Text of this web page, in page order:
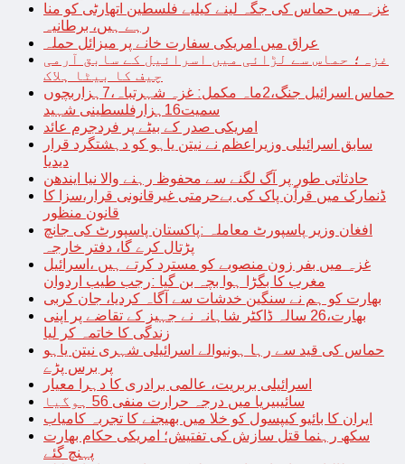
غزہ میں حماس کی جگہ لینے کیلیے فلسطین اتھارٹی کو منا
رہے ہیں، برطانیہ
عراق میں امریکی سفارت خانے پر میزائل حملہ
غزہ؛ حماس سے لڑائی میں اسرائیل کے سابق آرمی
چیف کا بیٹا ہلاک
حماس اسرائیل جنگ،2ماہ مکمل: غزہ شہرتباہ،7ہزاربچوں
سمیت16ہزارفلسطینی شہید
امریکی صدر کے بیٹے پر فردجرم عائد
سابق اسرائیلی وزیراعظم نے نیتن یاہو کو دہشتگرد قرار
دیدیا
حادثاتی طور پر آگ لگنے سے محفوظ رہنے والا نیا ایندھن
ڈنمارک میں قرآن پاک کی بےحرمتی غیرقانونی قرار،سزا کا
قانون منظور
افغان وزیر پاسپورٹ معاملہ :پاکستان پاسپورٹ کی جانچ
پڑتال کرے گا، دفتر خارجہ
غزہ میں بفر زون منصوبے کو مسترد کرتے ہیں ،اسرائیل
مغرب کا بگڑا ہوا بچہ بن گیا :رجب طیب اردوان
بھارت کو ہم نے سنگین خدشات سے آگاہ کردیا، جان کربی
بھارت،26 سالہ ڈاکٹر شاہانہ نے جہیز کے تقاضے پر اپنی
زندگی کا خاتمہ کر لیا
حماس کی قید سے رہا ہونیوالے اسرائیلی شہری نیتن یاہو
پر برس پڑے
اسرائیلی بربریت، عالمی برادری کا دہرا معیار
سائیبیریا میں درجہ حرارت منفی 56 ہوگیا
ایران کا بائیو کیپسول کو خلا میں بھیجنے کا تجربہ کامیاب
سکھ رہنما قتل سازش کی تفتیش؛ امریکی حکام بھارت
پہنچ گئے